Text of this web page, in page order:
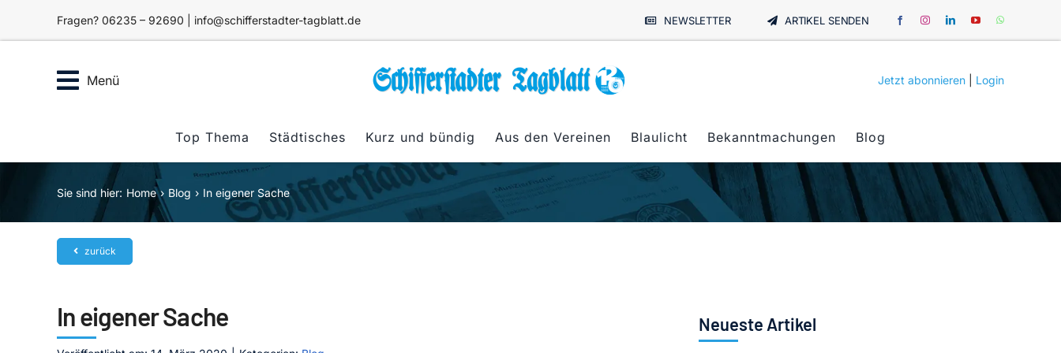
Fragen? 06235 – 92690 | info@schifferstadter-tagblatt.de NEWSLETTER ARTIKEL SENDEN
Menü Jetzt abonnieren Login
Top Thema Städtisches Kurz und bündig Aus den Vereinen Blaulicht Bekanntmachungen Blog
Sie sind hier: Home Blog In eigener Sache
zurück
In eigener Sache Neueste Artikel